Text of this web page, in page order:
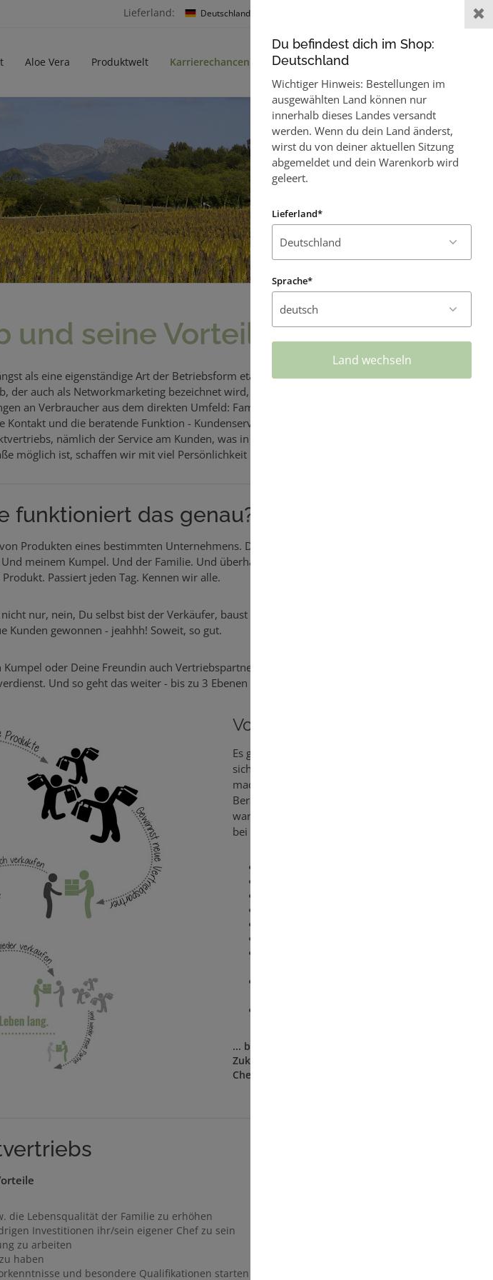
Du befindest dich im Shop:
Deutschland
Wichtiger Hinweis: Bestellungen im
ausgewählten Land können nur
innerhalb dieses Landes versandt
werden. Wenn du dein Land änderst,
wirst du von deiner aktuellen Sitzung
abgemeldet und dein Warenkorb wird
geleert.
Lieferland*
Sprache*
Land wechseln
Lieferland: Deutschland
Aloe Vera Produktwelt Karrierechancen Kontakt
und seine Vorteile
als eine eigenständige Art der Betriebsform etabliert und ist bereits in vielen
der auch als Networkmarketing bezeichnet wird, beschreibt den
an Verbraucher aus dem direkten Umfeld: Familie, Freunde, Kollegen o.ä..
und die beratende Funktion - Kundenservice par Excellence! Und das ist
nämlich der Service am Kunden, was in den anonymen Weiten des
möglich ist, schaffen wir mit viel Persönlichkeit und Transparenz.
funktioniert das genau?
Produkten eines bestimmten Unternehmens. Du denkst Dir: „Super - das muss
meinem Kumpel. Und der Familie. Und überhaupt der ganzen Welt.“ - und die
Passiert jeden Tag. Kennen wir alle.
nur, nein, Du selbst bist der Verkäufer, baust Dir einen Kundenstamm auf und
Kunden gewonnen - jeahhh! Soweit, so gut.
oder Deine Freundin auch Vertriebspartner wird, sich einen Kundenstamm
Und so geht das weiter - bis zu 3 Ebenen + Boni!
Vorteile bei MIVITA:
Es gibt sehr viele gute Gründe, um
sich mit mivita selbständig zu
machen. Viele Beraterinnen und
Beratern antworten auf die Frage,
warum sie sich für den Direktvertrieb
bei mivita entschieden haben:
... baue Dir eine selbstbestimmte
Zukunft auf, in der Du Dein eigener
Chef bist.
die Lebensqualität der Familie zu erhöhen
Investitionen ihr/sein eigener Chef zu sein
zu arbeiten
haben
und besondere Qualifikationen starten zu können